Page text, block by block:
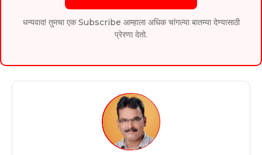
धन्यवाद! तुमचा एक Subscribe आम्हाला अधिक चांगल्या बातम्या देण्यासाठी
प्रेरणा देतो.